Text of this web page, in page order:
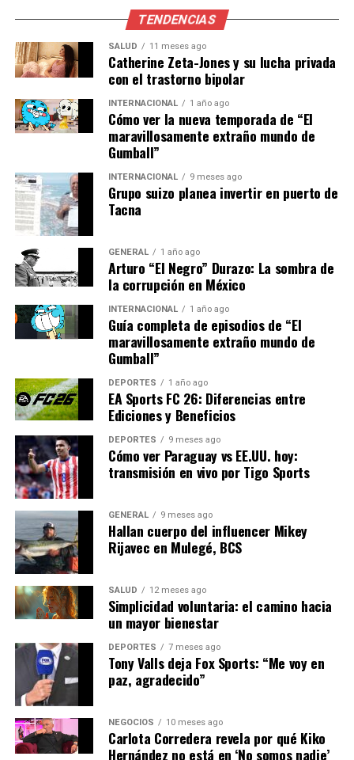
“el uso de IA en la gestión
de datos puede reducir los
errores médicos en un
30%, mejorando la
seguridad del paciente y
optimizando los procesos
hospitalarios.”
Desafíos y Consideraciones
Éticas
A pesar de sus beneficios, la implementación de la IA en
el sector salud no está exenta de desafíos. Existen
preocupaciones sobre la privacidad de los datos, así
como sobre el potencial sesgo en los algoritmos de IA.
Los expertos advierten que es crucial desarrollar marcos
éticos y regulaciones para garantizar que la IA se utilice
de manera responsable.
La Dra. Ana López, experta en ética médica, señala que
“es vital que los sistemas de IA sean transparentes y
auditables para evitar decisiones sesgadas que
puedan afectar negativamente a ciertos grupos de
pacientes.”
El Futuro de la IA en la Salud
Mirando hacia el futuro, se espera que la IA continúe
transformando el sector salud, con innovaciones que
podrían cambiar la forma en que se diagnostican y
tratan las enfermedades. Las inversiones en tecnología
de IA están aumentando, y los gobiernos y las
instituciones de salud están colaborando para integrar
estas herramientas de manera efectiva.
En conclusión, la inteligencia artificial promete
TENDENCIAS
SALUD 11 meses ago
Catherine Zeta-Jones y su lucha privada
con el trastorno bipolar
INTERNACIONAL 1 año ago
Cómo ver la nueva temporada de “El
maravillosamente extraño mundo de
Gumball”
INTERNACIONAL 9 meses ago
Grupo suizo planea invertir en puerto de
Tacna
GENERAL 1 año ago
Arturo “El Negro” Durazo: La sombra de
la corrupción en México
INTERNACIONAL 1 año ago
Guía completa de episodios de “El
maravillosamente extraño mundo de
Gumball”
DEPORTES 1 año ago
EA Sports FC 26: Diferencias entre
Ediciones y Beneficios
DEPORTES 9 meses ago
Cómo ver Paraguay vs EE.UU. hoy:
transmisión en vivo por Tigo Sports
GENERAL 9 meses ago
Hallan cuerpo del influencer Mikey
Rijavec en Mulegé, BCS
SALUD 12 meses ago
Simplicidad voluntaria: el camino hacia
un mayor bienestar
DEPORTES 7 meses ago
Tony Valls deja Fox Sports: “Me voy en
paz, agradecido”
NEGOCIOS 10 meses ago
Carlota Corredera revela por qué Kiko
Hernández no está en ‘No somos nadie’